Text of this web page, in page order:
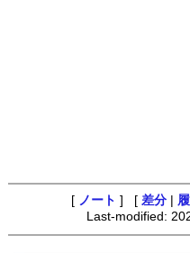
[ ノート ] [ 差分
Last-modified: